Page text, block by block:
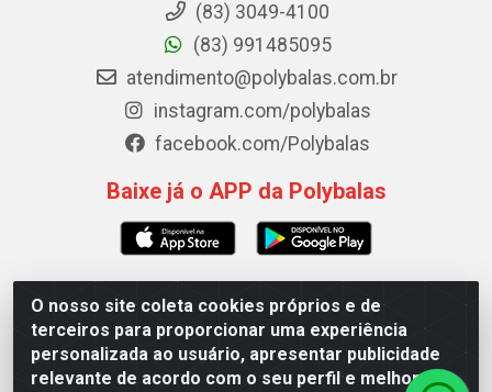
O nosso site coleta cookies próprios e de
terceiros para proporcionar uma experiência
personalizada ao usuário, apresentar publicidade
relevante de acordo com o seu perfil e melhorar a
(83) 3049-4100
(83) 991485095
atendimento@polybalas.com.br
instagram.com/polybalas
facebook.com/Polybalas
Baixe já o APP da Polybalas
Polybalas - Rua João Miguel de Souza, 173 Galpão B -
Ernesto Geisel, João Pessoa/PB - CEP 58.075-075 - CNPJ
00.909.327/0002-61